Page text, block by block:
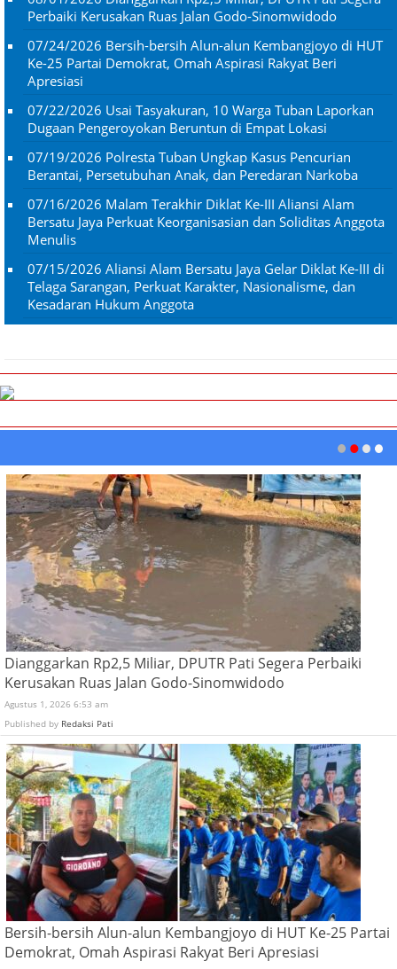
Perbaiki Kerusakan Ruas Jalan Godo-Sinomwidodo
07/24/2026 Bersih-bersih Alun-alun Kembangjoyo di HUT
Ke-25 Partai Demokrat, Omah Aspirasi Rakyat Beri
Apresiasi
07/22/2026 Usai Tasyakuran, 10 Warga Tuban Laporkan
Dugaan Pengeroyokan Beruntun di Empat Lokasi
07/19/2026 Polresta Tuban Ungkap Kasus Pencurian
Berantai, Persetubuhan Anak, dan Peredaran Narkoba
07/16/2026 Malam Terakhir Diklat Ke-III Aliansi Alam
Bersatu Jaya Perkuat Keorganisasian dan Soliditas Anggota
Menulis
07/15/2026 Aliansi Alam Bersatu Jaya Gelar Diklat Ke-III di
Telaga Sarangan, Perkuat Karakter, Nasionalisme, dan
Kesadaran Hukum Anggota
Dianggarkan Rp2,5 Miliar, DPUTR Pati Segera Perbaiki
Kerusakan Ruas Jalan Godo-Sinomwidodo
Agustus 1, 2026 6:53 am
Published by Redaksi Pati
Bersih-bersih Alun-alun Kembangjoyo di HUT Ke-25 Partai
Demokrat, Omah Aspirasi Rakyat Beri Apresiasi